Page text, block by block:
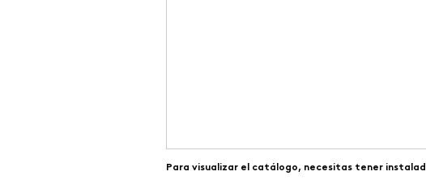
Para visualizar el catálogo, necesitas tener